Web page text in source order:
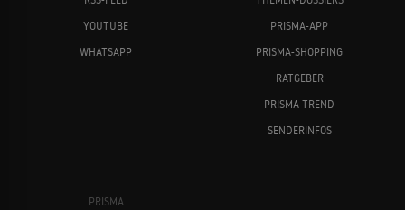
YOUTUBE
WHATSAPP
PRISMA-APP
PRISMA-SHOPPING
RATGEBER
PRISMA TREND
SENDERINFOS
PRISMA